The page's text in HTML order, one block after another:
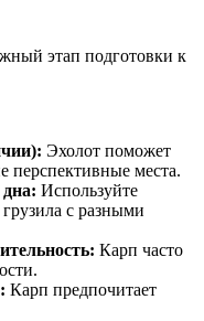
этап подготовки к
Эхолот поможет
перспективные места.
Используйте
с разными
Карп часто
Карп предпочитает